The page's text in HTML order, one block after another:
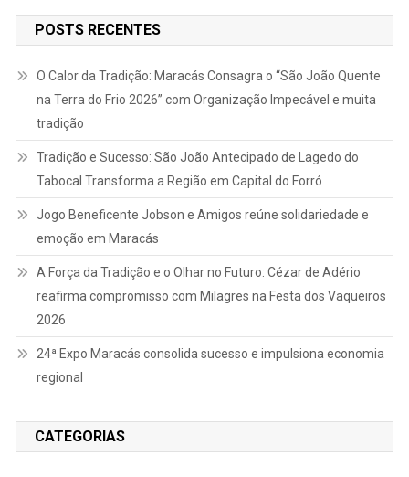
POSTS RECENTES
O Calor da Tradição: Maracás Consagra o “São João Quente
na Terra do Frio 2026” com Organização Impecável e muita
tradição
Tradição e Sucesso: São João Antecipado de Lagedo do
Tabocal Transforma a Região em Capital do Forró
Jogo Beneficente Jobson e Amigos reúne solidariedade e
emoção em Maracás
A Força da Tradição e o Olhar no Futuro: Cézar de Adério
reafirma compromisso com Milagres na Festa dos Vaqueiros
2026
24ª Expo Maracás consolida sucesso e impulsiona economia
regional
CATEGORIAS